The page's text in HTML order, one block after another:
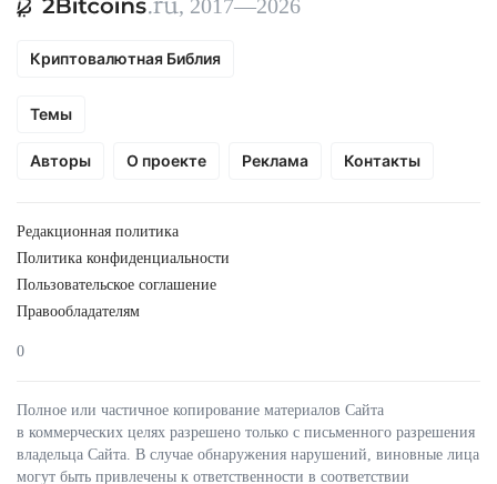
, 2017—2026
Криптовалютная Библия
Темы
Авторы О проекте Реклама Контакты
Редакционная политика
Политика конфиденциальности
Пользовательское соглашение
Правообладателям
0
Полное или частичное копирование материалов Сайта
в коммерческих целях разрешено только с письменного разрешения
владельца Сайта. В случае обнаружения нарушений, виновные лица
могут быть привлечены к ответственности в соответствии